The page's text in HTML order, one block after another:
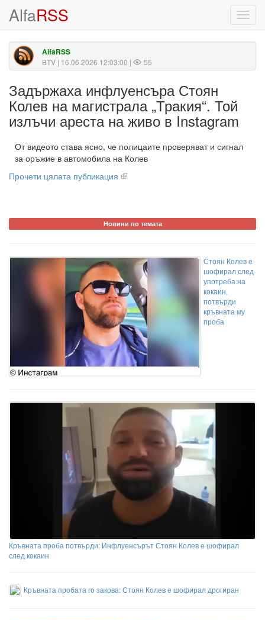
AlfaRSS
AlfaRSS
BTV | 16.06.2026 12:03:00 | 55
Задържаха инфлуенсъра Стоян
Колев на магистрала „Тракия“. Той
излъчи ареста на живо в Instagram
От видеото става ясно, че полицаите проверяват и сигнал
за оръжие в автомобила на Колев
Прочети цялата публикация
Новини по темата
Стоян Колев е
шофирал след
употреба на
кокаин,
потвърди
кръвната му
проба
Кръвната проба потвърди: Инфлуенсърът Стоян Колев е шофирал
след кокаин
Кръвната пробата го закова: Стоян Колев е шофирал дрогиран